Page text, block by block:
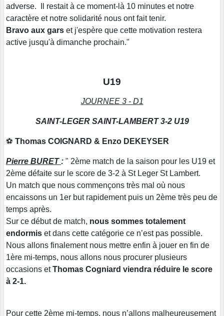
adverse. Il restait à ce moment-là 10 minutes et notre
caractère et notre solidarité nous ont fait tenir.
Bravo aux gars et j'espère que cette motivation restera
active jusqu'à dimanche prochain."
U19
JOURNEE 3 - D1
SAINT-LEGER SAINT-LAMBERT 3-2 U19
⚽ Thomas COIGNARD & Enzo DEKEYSER
Pierre BURET : " 2ème match de la saison pour les U19 et
2ème défaite sur le score de 3-2 à St Leger St Lambert.
Un match que nous commençons très mal où nous
encaissons un 1er but rapidement puis un 2ème très peu de
temps après.
Sur ce début de match, nous sommes totalement
endormis et dans cette catégorie ce n’est pas possible.
Nous allons finalement nous mettre enfin à jouer en fin de
1ère mi-temps, nous allons nous procurer plusieurs
occasions etThomas Cogniard viendra réduire le score
à 2-1.
Pour cette 2ème mi-temps, nous n’allons malheureusement